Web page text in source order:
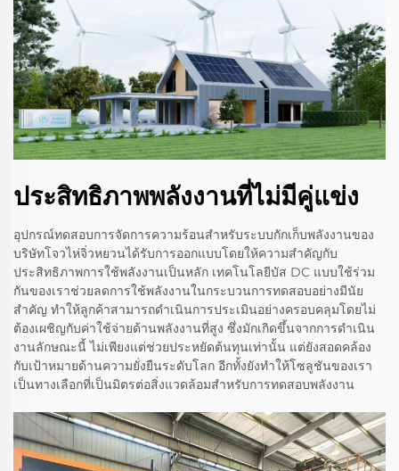
ประสิทธิภาพพลังงานที่ไม่มีคู่แข่ง
อุปกรณ์ทดสอบการจัดการความร้อนสำหรับระบบกักเก็บพลังงานของ
บริษัทโจวไห่จิ่วหยวนได้รับการออกแบบโดยให้ความสำคัญกับ
ประสิทธิภาพการใช้พลังงานเป็นหลัก เทคโนโลยีบัส DC แบบใช้ร่วม
กันของเราช่วยลดการใช้พลังงานในกระบวนการทดสอบอย่างมีนัย
สำคัญ ทำให้ลูกค้าสามารถดำเนินการประเมินอย่างครอบคลุมโดยไม่
ต้องเผชิญกับค่าใช้จ่ายด้านพลังงานที่สูง ซึ่งมักเกิดขึ้นจากการดำเนิน
งานลักษณะนี้ ไม่เพียงแต่ช่วยประหยัดต้นทุนเท่านั้น แต่ยังสอดคล้อง
กับเป้าหมายด้านความยั่งยืนระดับโลก อีกทั้งยังทำให้โซลูชันของเรา
เป็นทางเลือกที่เป็นมิตรต่อสิ่งแวดล้อมสำหรับการทดสอบพลังงาน